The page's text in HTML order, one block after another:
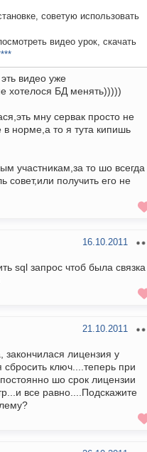
советую использовать
видео урок, скачать
видео уже
хотелося БД менять)))))
мну сервак просто не
в норме,а то я тута кипишь
участникам,за то шо всегда
совет,или получить его не
16.10.2011
sql запрос чтоб была связка
21.10.2011
лицензия у
ключ....теперь при
шо срок лицензии
все равно....Подскажите